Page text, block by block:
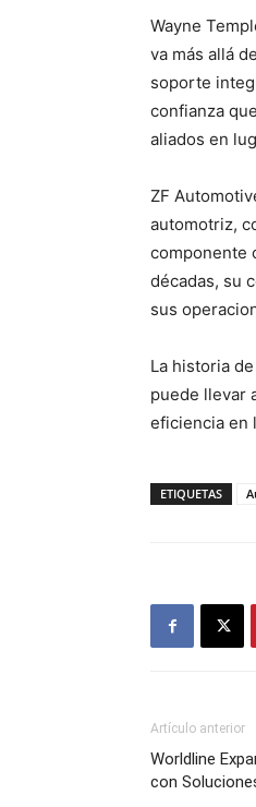
Wayne
va más allá
soporte
confianza
aliados en
ZF
automotriz,
componente
décadas, su
sus
La historia
puede llevar
eficiencia en
ETIQUETAS
Artículo anterior
Worldline
con